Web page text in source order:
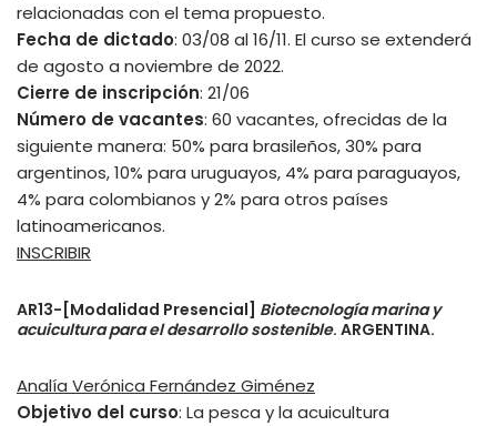
relacionadas con el tema propuesto.
Fecha de dictado: 03/08 al 16/11. El curso se extenderá
de agosto a noviembre de 2022.
Cierre de inscripción: 21/06
Número de vacantes: 60 vacantes, ofrecidas de la
siguiente manera: 50% para brasileños, 30% para
argentinos, 10% para uruguayos, 4% para paraguayos,
4% para colombianos y 2% para otros países
latinoamericanos.
INSCRIBIR
AR13-[Modalidad Presencial] Biotecnología marina y
acuicultura para el desarrollo sostenible. ARGENTINA.
Analía Verónica Fernández Giménez
Objetivo del curso: La pesca y la acuicultura